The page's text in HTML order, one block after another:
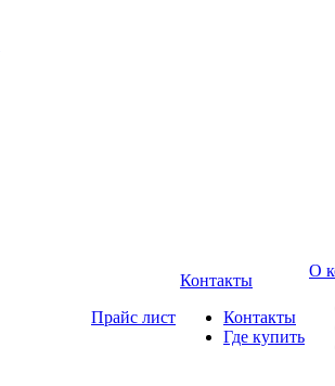
Прайс лист
Контакты
Контакты
Где купить
О